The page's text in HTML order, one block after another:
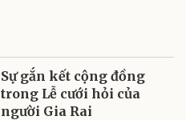
Sự gắn kết cộng đồng
trong Lễ cưới hỏi của
người Gia Rai